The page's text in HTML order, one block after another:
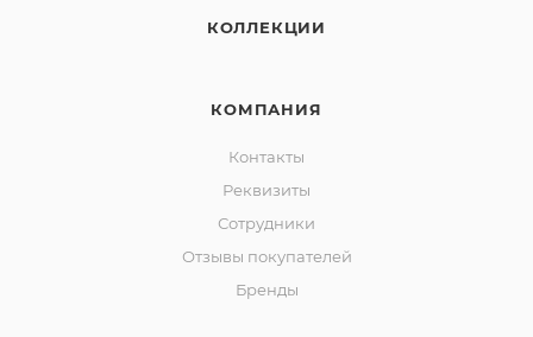
КОЛЛЕКЦИИ
КОМПАНИЯ
Контакты
Реквизиты
Сотрудники
Отзывы покупателей
Бренды